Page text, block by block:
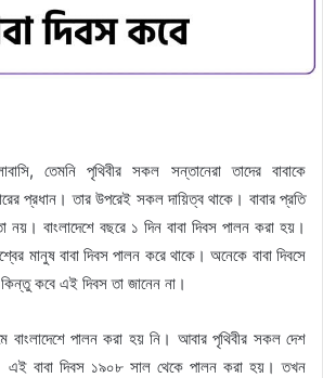
তেমনি পৃথিবীর সকল সন্তানেরা তাদের বাবাকে
প্রধান। তার উপরেই সকল দায়িত্ব থাকে। বাবার প্রতি
নয়। বাংলাদেশে বছরে ১ দিন বাবা দিবস পালন করা হয়।
মানুষ বাবা দিবস পালন করে থাকে। অনেকে বাবা দিবসে
কিন্তু কবে এই দিবস তা জানেন না।
বাংলাদেশে পালন করা হয় নি। আবার পৃথিবীর সকল দেশ
এই বাবা দিবস ১৯০৮ সাল থেকে পালন করা হয়। তখন